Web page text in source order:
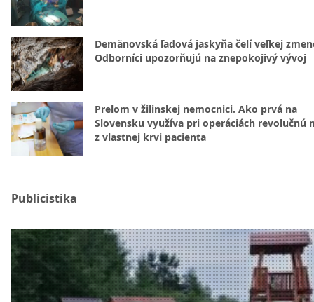
Demänovská ľadová jaskyňa čelí veľkej
Odborníci upozorňujú na znepokojivý vývoj
Prelom v žilinskej nemocnici. Ako prvá na
Slovensku využíva pri operáciách revolučnú
z vlastnej krvi pacienta
Publicistika